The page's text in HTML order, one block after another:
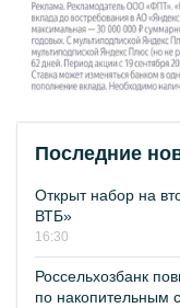
Последние
Открыт набор на
ВТБ»
16:30
Россельхозбанк
по накопительным